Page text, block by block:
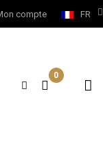
FR
compte
0